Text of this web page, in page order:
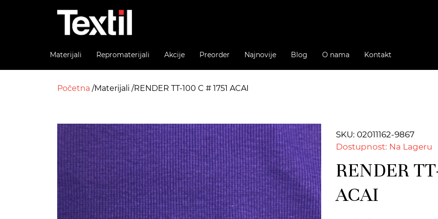
Materijali Repromaterijali Akcije Preorder Najnovije Blog O nama Kontakt
Početna Materijali RENDER TT-100 C # 1751 ACAI
SKU: 02011162-9867
Dostupnost: Na Lageru
RENDER
ACAI